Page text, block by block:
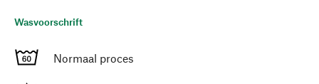
Wasvoorschrift
Normaal proces